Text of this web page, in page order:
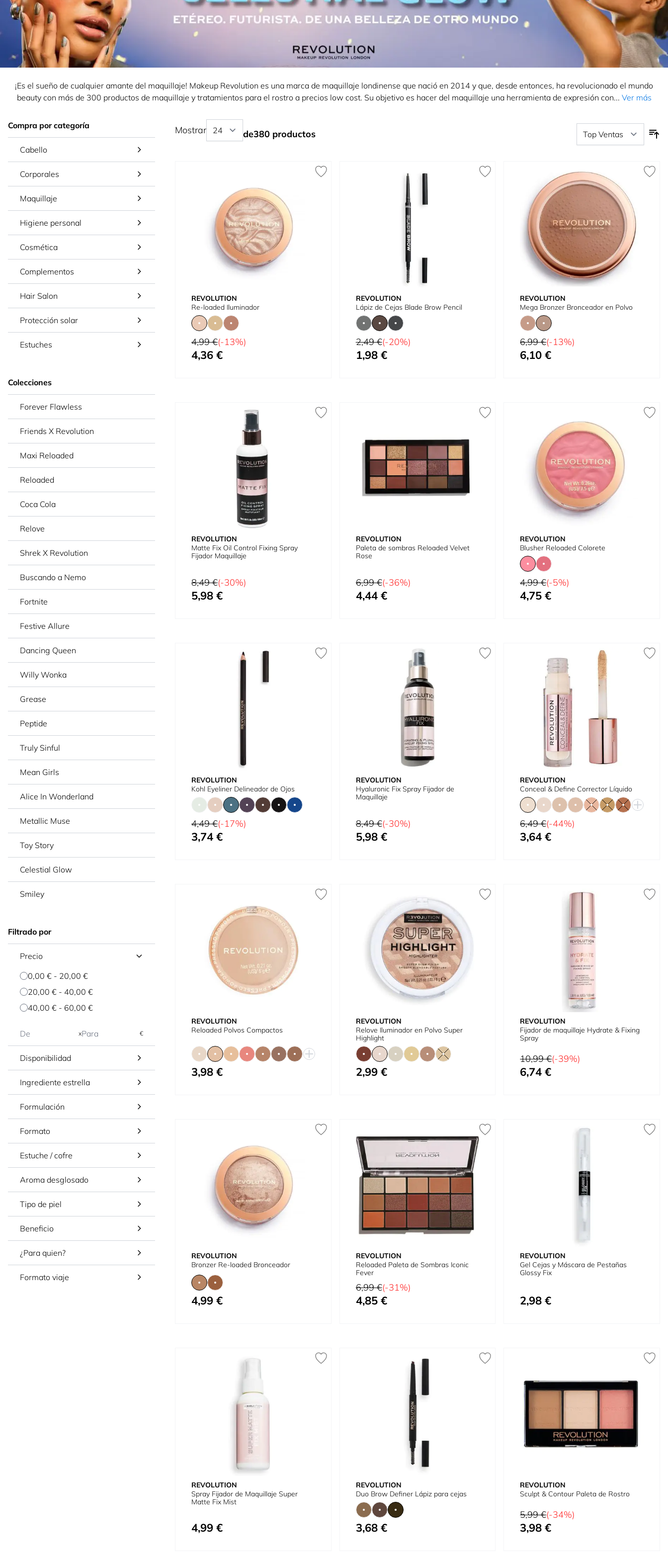
¡Es el sueño de cualquier amante del maquillaje! Makeup Revolution es una marca de maquillaje londinense que nació en 2014 y que, desde entonces, ha revolucionado el mundo
beauty con más de 300 productos de maquillaje y tratamientos para el rostro a precios low cost. Su objetivo es hacer del maquillaje una herramienta de expresión con... Ver más
Compra por categoría
Cabello
Corporales
Maquillaje
Higiene personal
Cosmética
Complementos
Hair Salon
Protección solar
Estuches
Colecciones
Forever Flawless
Friends X Revolution
Maxi Reloaded
Reloaded
Coca Cola
Relove
Shrek X Revolution
Buscando a Nemo
Fortnite
Festive Allure
Dancing Queen
Willy Wonka
Grease
Peptide
Truly Sinful
Mean Girls
Alice In Wonderland
Metallic Muse
Toy Story
Celestial Glow
Smiley
Filtrado por
Precio
0,00 € - 20,00 €
20,00 € - 40,00 €
40,00 € - 60,00 €
x €
Disponibilidad
Ingrediente estrella
Formulación
Formato
Estuche / cofre
Aroma desglosado
Tipo de piel
Beneficio
¿Para quien?
Formato viaje
Mostrar de380 productos
REVOLUTION
Re-loaded Iluminador
Precio habitual
4,99 €(-13%)
Tan bajo como
4,36 €
REVOLUTION
Lápiz de Cejas Blade Brow Pencil
Precio habitual
2,49 €(-20%)
Tan bajo como
1,98 €
REVOLUTION
Mega Bronzer Bronceador en Polvo
Precio habitual
6,99 €(-13%)
Tan bajo como
6,10 €
REVOLUTION
Matte Fix Oil Control Fixing Spray
Fijador Maquillaje
Precio habitual
8,49 €(-30%)
Precio especial
5,98 €
REVOLUTION
Paleta de sombras Reloaded Velvet
Rose
Precio habitual
6,99 €(-36%)
Precio especial
4,44 €
REVOLUTION
Blusher Reloaded Colorete
Precio habitual
4,99 €(-5%)
Tan bajo como
4,75 €
REVOLUTION
Kohl Eyeliner Delineador de Ojos
Precio habitual
4,49 €(-17%)
Tan bajo como
3,74 €
REVOLUTION
Hyaluronic Fix Spray Fijador de
Maquillaje
Precio habitual
8,49 €(-30%)
Precio especial
5,98 €
REVOLUTION
Conceal & Define Corrector Líquido
Precio habitual
6,49 €(-44%)
Tan bajo como
3,64 €
REVOLUTION
Reloaded Polvos Compactos
Tan bajo como
3,98 €
REVOLUTION
Relove Iluminador en Polvo Super
Highlight
Tan bajo como
2,99 €
REVOLUTION
Fijador de maquillaje Hydrate & Fixing
Spray
Precio habitual
10,99 €(-39%)
Precio especial
6,74 €
REVOLUTION
Bronzer Re-loaded Bronceador
Tan bajo como
4,99 €
REVOLUTION
Reloaded Paleta de Sombras Iconic
Fever
Precio habitual
6,99 €(-31%)
Precio especial
4,85 €
REVOLUTION
Gel Cejas y Máscara de Pestañas
Glossy Fix
2,98 €
REVOLUTION
Spray Fijador de Maquillaje Super
Matte Fix Mist
4,99 €
REVOLUTION
Duo Brow Definer Lápiz para cejas
Tan bajo como
3,68 €
REVOLUTION
Sculpt & Contour Paleta de Rostro
Precio habitual
5,99 €(-34%)
Precio especial
3,98 €